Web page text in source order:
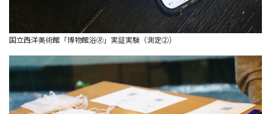
国立西洋美術館「博物館浴🄬」実証実験（測定②）